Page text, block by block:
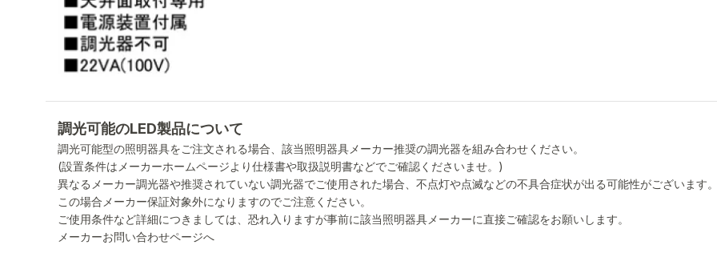
調光可能のLED製品について
調光可能型の照明器具をご注文される場合、該当照明器具メーカー推奨の調光器を組み合わせください。
(設置条件はメーカーホームページより仕様書や取扱説明書などでご確認くださいませ。)
異なるメーカー調光器や推奨されていない調光器でご使用された場合、不点灯や点滅などの不具合症状が出る可能性がございます。
この場合メーカー保証対象外になりますのでご注意ください。
ご使用条件など詳細につきましては、恐れ入りますが事前に該当照明器具メーカーに直接ご確認をお願いします。
メーカーお問い合わせページへ